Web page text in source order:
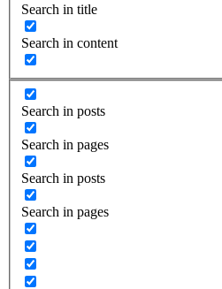
Search in title
Search in content
Search in posts
Search in pages
Search in posts
Search in pages